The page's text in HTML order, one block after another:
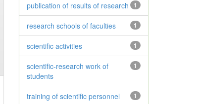
1
publication of results of research
1
research schools of faculties
1
scientific activities
1
scientific-research work of
students
1
training of scientific personnel